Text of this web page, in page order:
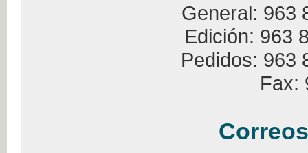
General: 963
Edición: 963
Pedidos: 963
Fax: